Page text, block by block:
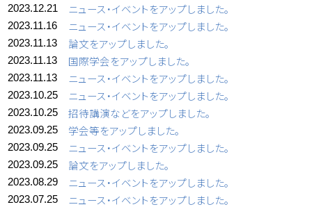
2023.12.21 ニュース・イベントをアップしました。
2023.11.16 ニュース・イベントをアップしました。
2023.11.13 論文をアップしました。
2023.11.13 国際学会をアップしました。
2023.11.13 ニュース・イベントをアップしました。
2023.10.25 ニュース・イベントをアップしました。
2023.10.25 招待講演などをアップしました。
2023.09.25 学会等をアップしました。
2023.09.25 ニュース・イベントをアップしました。
2023.09.25 論文をアップしました。
2023.08.29 ニュース・イベントをアップしました。
2023.07.25 ニュース・イベントをアップしました。